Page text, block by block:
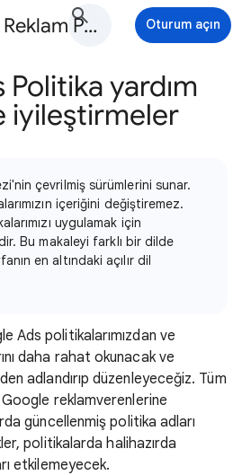
Google Ads Reklam Politikaları Yardım Oturum açın
yardım
iyileştirmeler
çevrilmiş sürümlerini sunar.
içeriğini değiştiremez.
uygulamak için
Bu makaleyi farklı bir dilde
en altındaki açılır dil
Ads politikalarımızdan ve
daha rahat okunacak ve
adlandırıp düzenleyeceğiz. Tüm
reklamverenlerine
güncellenmiş politika adları
politikalarda halihazırda
etkilemeyecek.